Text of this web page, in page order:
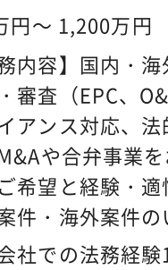
500万円～ 1,200万円
務内容】国内・
審査（EPC、
アンス対応、
や合弁事業
希望と経験・
件・海外案件
ただくかを決
社での法務経